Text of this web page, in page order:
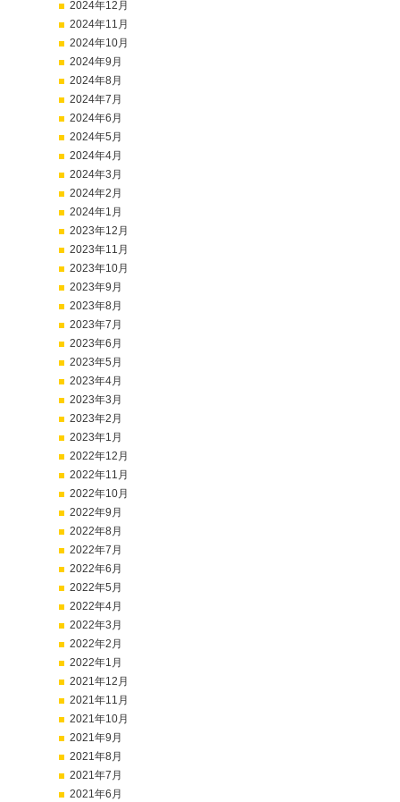
2024年12月
2024年11月
2024年10月
2024年9月
2024年8月
2024年7月
2024年6月
2024年5月
2024年4月
2024年3月
2024年2月
2024年1月
2023年12月
2023年11月
2023年10月
2023年9月
2023年8月
2023年7月
2023年6月
2023年5月
2023年4月
2023年3月
2023年2月
2023年1月
2022年12月
2022年11月
2022年10月
2022年9月
2022年8月
2022年7月
2022年6月
2022年5月
2022年4月
2022年3月
2022年2月
2022年1月
2021年12月
2021年11月
2021年10月
2021年9月
2021年8月
2021年7月
2021年6月